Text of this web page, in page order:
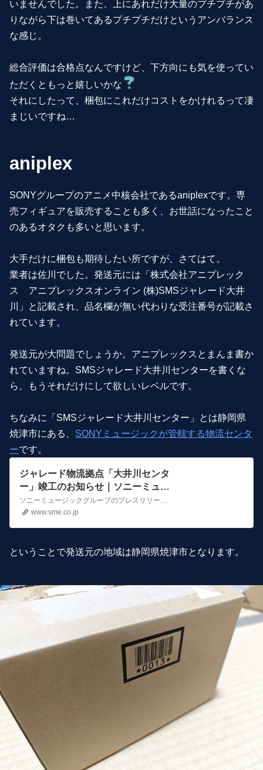
いませんでした。また、上にあれだけ大量のプチプチがあ
りながら下は巻いてあるプチプチだけというアンバランス
な感じ。
総合評価は合格点なんですけど、下方向にも気を使ってい
ただくともっと嬉しいかな
それにしたって、梱包にこれだけコストをかけれるって凄
まじいですね…
aniplex
SONYグループのアニメ中核会社であるaniplexです。専
売フィギュアを販売することも多く、お世話になったこと
のあるオタクも多いと思います。
大手だけに梱包も期待したい所ですが、さてはて。
業者は佐川でした。発送元には「株式会社アニプレック
ス アニプレックスオンライン (株)SMSジャレード大井
川」と記載され、品名欄が無い代わりな受注番号が記載さ
れています。
発送元が大問題でしょうか。アニプレックスとまんま書か
れていますね。SMSジャレード大井川センターを書くな
ら、もうそれだけにして欲しいレベルです。
ちなみに「SMSジャレード大井川センター」とは静岡県
焼津市にある、 SONYミュージックが管轄する物流センタ
ーです。
ジャレード物流拠点「大井川センタ
ー」竣工のお知らせ｜ソニーミュー
ジックグループ コーポレートサイト
ソニーミュージックグループのプレスリリースページです。ジャレード物流拠点「大井川センター」竣工のお知らせの詳細を掲載しています。
www.sme.co.jp
ということで発送元の地域は静岡県焼津市となります。